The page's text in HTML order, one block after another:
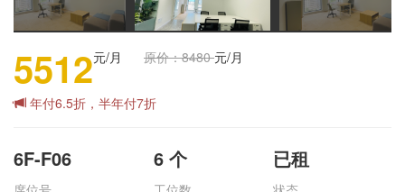
5512元/月 原价：8480元/月
年付6.5折，半年付7折
6F-F06 6个 已租